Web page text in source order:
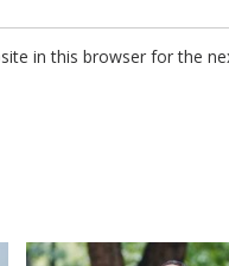
in this browser for the